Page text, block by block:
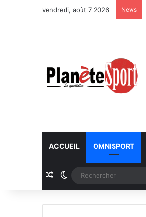
vendredi, août 7 2026 News
ACCUEIL OMNISPORT
Article Aléatoire
Switch skin